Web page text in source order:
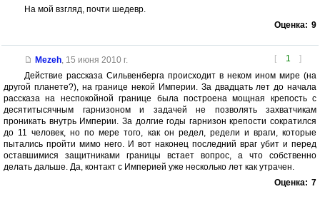
На мой взгляд, почти шедевр.
Оценка: 9
[ 1 ]
Mezeh, 15 июня 2010 г.
Действие рассказа Сильвенберга происходит в неком ином мире (на
другой планете?), на границе некой Империи. За двадцать лет до начала
рассказа на неспокойной границе была построена мощная крепость с
десятитысячным гарнизоном и задачей не позволять захватчикам
проникать внутрь Империи. За долгие годы гарнизон крепости сократился
до 11 человек, но по мере того, как он редел, редели и враги, которые
пытались пройти мимо него. И вот наконец последний враг убит и перед
оставшимися защитниками границы встает вопрос, а что собственно
делать дальше. Да, контакт с Империей уже несколько лет как утрачен.
Оценка: 7